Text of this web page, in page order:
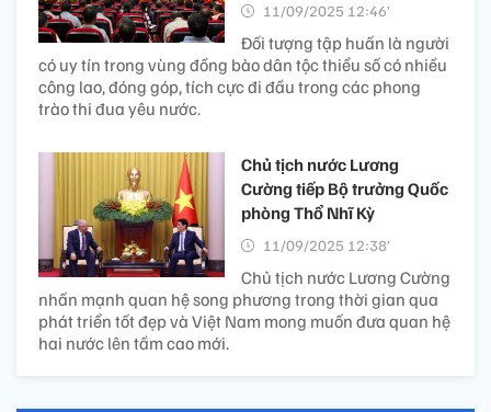
11/09/2025 12:46’
Đối tượng tập huấn là người
có uy tín trong vùng đồng bào dân tộc thiểu số có nhiều
công lao, đóng góp, tích cực đi đầu trong các phong
trào thi đua yêu nước.
Chủ tịch nước Lương
Cường tiếp Bộ trưởng Quốc
phòng Thổ Nhĩ Kỳ
11/09/2025 12:38’
Chủ tịch nước Lương Cường
nhấn mạnh quan hệ song phương trong thời gian qua
phát triển tốt đẹp và Việt Nam mong muốn đưa quan hệ
hai nước lên tầm cao mới.